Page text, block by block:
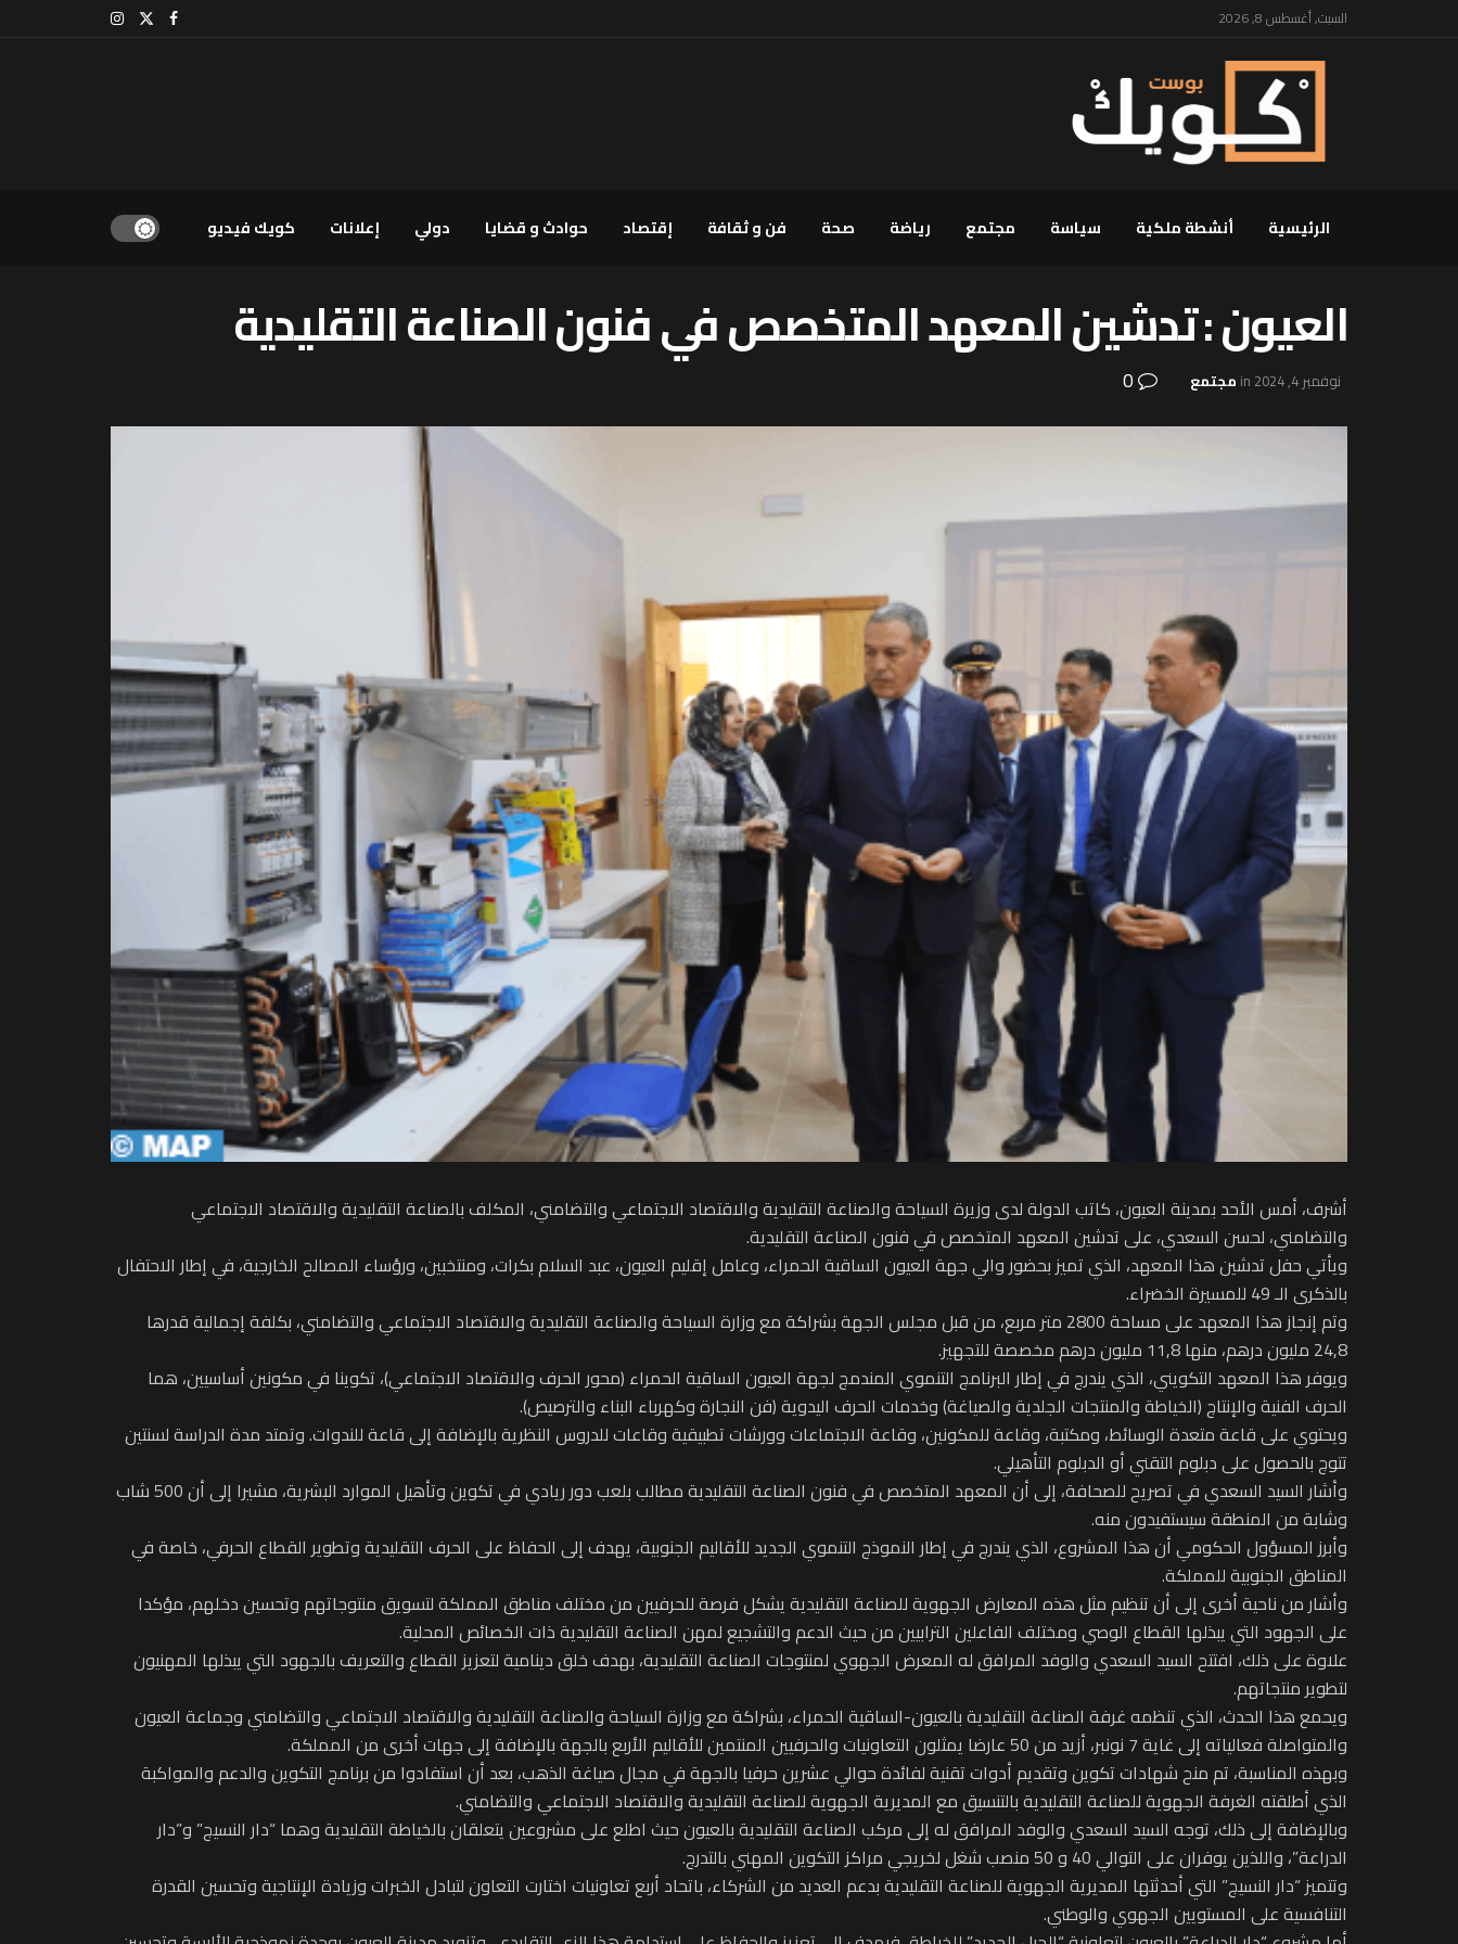
السبت, أغسطس 8, 2026
الرئيسية أنشطة ملكية سياسة مجتمع رياضة صحة فن و ثقافة إقتصاد حوادث و قضايا دولي إعلانات كويك فيديو
العيون : تدشين المعهد المتخصص في فنون الصناعة التقليدية
نوفمبر 4, 2024 in مجتمع
أشرف، أمس الأحد بمدينة العيون، كاتب الدولة لدى وزيرة السياحة والصناعة التقليدية والاقتصاد الاجتماعي والتضامني، المكلف بالصناعة التقليدية والاقتصاد الاجتماعي
والتضامني، لحسن السعدي، على تدشين المعهد المتخصص في فنون الصناعة التقليدية.
ويأتي حفل تدشين هذا المعهد، الذي تميز بحضور والي جهة العيون الساقية الحمراء، وعامل إقليم العيون، عبد السلام بكرات، ومنتخبين، ورؤساء المصالح الخارجية، في إطار الاحتفال
بالذكرى الـ 49 للمسيرة الخضراء.
وتم إنجاز هذا المعهد على مساحة 2800 متر مربع، من قبل مجلس الجهة بشراكة مع وزارة السياحة والصناعة التقليدية والاقتصاد الاجتماعي والتضامني، بكلفة إجمالية قدرها
24,8 مليون درهم، منها 11,8 مليون درهم مخصصة للتجهيز.
ويوفر هذا المعهد التكويني، الذي يندرج في إطار البرنامج التنموي المندمج لجهة العيون الساقية الحمراء (محور الحرف والاقتصاد الاجتماعي)، تكوينا في مكونين أساسيين، هما
الحرف الفنية والإنتاج (الخياطة والمنتجات الجلدية والصياغة) وخدمات الحرف اليدوية (فن النجارة وكهرباء البناء والترصيص).
ويحتوي على قاعة متعدة الوسائط، ومكتبة، وقاعة للمكونين، وقاعة الاجتماعات وورشات تطبيقية وقاعات للدروس النظرية بالإضافة إلى قاعة للندوات. وتمتد مدة الدراسة لسنتين
تتوج بالحصول على دبلوم التقني أو الدبلوم التأهيلي.
وأشار السيد السعدي في تصريح للصحافة، إلى أن المعهد المتخصص في فنون الصناعة التقليدية مطالب بلعب دور ريادي في تكوين وتأهيل الموارد البشرية، مشيرا إلى أن 500 شاب
وشابة من المنطقة سيستفيدون منه.
وأبرز المسؤول الحكومي أن هذا المشروع، الذي يندرج في إطار النموذج التنموي الجديد للأقاليم الجنوبية، يهدف إلى الحفاظ على الحرف التقليدية وتطوير القطاع الحرفي، خاصة في
المناطق الجنوبية للمملكة.
وأشار من ناحية أخرى إلى أن تنظيم مثل هذه المعارض الجهوية للصناعة التقليدية يشكل فرصة للحرفيين من مختلف مناطق المملكة لتسويق منتوجاتهم وتحسين دخلهم، مؤكدا
على الجهود التي يبذلها القطاع الوصي ومختلف الفاعلين الترابيين من حيث الدعم والتشجيع لمهن الصناعة التقليدية ذات الخصائص المحلية.
علاوة على ذلك، افتتح السيد السعدي والوفد المرافق له المعرض الجهوي لمنتوجات الصناعة التقليدية، بهدف خلق دينامية لتعزيز القطاع والتعريف بالجهود التي يبذلها المهنيون
لتطوير منتجاتهم.
ويحمع هذا الحدث، الذي تنظمه غرفة الصناعة التقليدية بالعيون-الساقية الحمراء، بشراكة مع وزارة السياحة والصناعة التقليدية والاقتصاد الاجتماعي والتضامني وجماعة العيون
والمتواصلة فعالياته إلى غاية 7 نونبر، أزيد من 50 عارضا يمثلون التعاونيات والحرفيين المنتمين للأقاليم الأربع بالجهة بالإضافة إلى جهات أخرى من المملكة.
وبهذه المناسبة، تم منح شهادات تكوين وتقديم أدوات تقنية لفائدة حوالي عشرين حرفيا بالجهة في مجال صياغة الذهب، بعد أن استفادوا من برنامج التكوين والدعم والمواكبة
الذي أطلقته الغرفة الجهوية للصناعة التقليدية بالتنسيق مع المديرية الجهوية للصناعة التقليدية والاقتصاد الاجتماعي والتضامني.
وبالإضافة إلى ذلك، توجه السيد السعدي والوفد المرافق له إلى مركب الصناعة التقليدية بالعيون حيث اطلع على مشروعين يتعلقان بالخياطة التقليدية وهما “دار النسيج” و”دار
الدراعة”، واللذين يوفران على التوالي 40 و 50 منصب شغل لخريجي مراكز التكوين المهني بالتدرج.
وتتميز “دار النسيج” التي أحدثتها المديرية الجهوية للصناعة التقليدية بدعم العديد من الشركاء، باتحاد أربع تعاونيات اختارت التعاون لتبادل الخبرات وزيادة الإنتاجية وتحسين القدرة
التنافسية على المستويين الجهوي والوطني.